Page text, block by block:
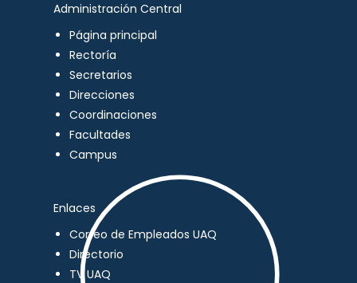
Administración Central
Página principal
Rectoría
Secretarios
Direcciones
Coordinaciones
Facultades
Campus
Enlaces
Correo de Empleados UAQ
Directorio
TV UAQ